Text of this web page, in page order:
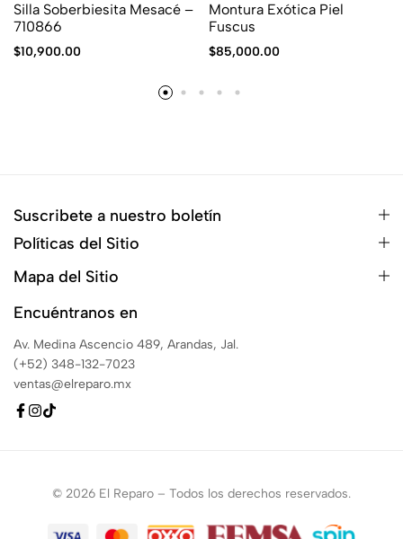
Silla Soberbiesita Mesacé –
710866
$10,900.00
Montura Exótica Piel
Fuscus
$85,000.00
Suscribete a nuestro boletín
Políticas del Sitio
Mapa del Sitio
Encuéntranos en
Av. Medina Ascencio 489, Arandas, Jal.
(+52) 348-132-7023
ventas@elreparo.mx
© 2026 El Reparo – Todos los derechos reservados.